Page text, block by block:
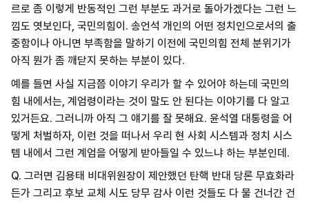
르로 좀 이렇게 반동적인 그런 부분도 과거로 돌아가겠다는 그런 느
낌도 엿보인다, 국민의힘이. 송언석 개인의 어떤 정치인으로서의 출
중함이나 아니면 부족함을 말하기 이전에 국민의힘 전체 분위기가
아직 뭔가 좀 깨닫지 못하는 부분이 있다.
예를 들면 사실 지금쯤 이야기 우리가 할 수 있어야 하는데 국민의
힘 내에서는, 계엄령이라는 것이 말도 안 된다는 이야기를 다 알고
있거든요. 그러니까 아직 그 얘기를 잘 못해요. 윤석열 대통령을 어
떻게 처벌하자, 이런 것을 떠나서 우리 현 사회 시스템과 정치 시스
템 내에서 그런 계엄을 어떻게 받아들일 수 있느냐 하는 부분인데.
Q. 그러면 김용태 비대위원장이 제안했던 탄핵 반대 당론 무효화라
든가 그리고 후보 교체 시도 당무 감사 이런 것들도 다 물 건너간 건